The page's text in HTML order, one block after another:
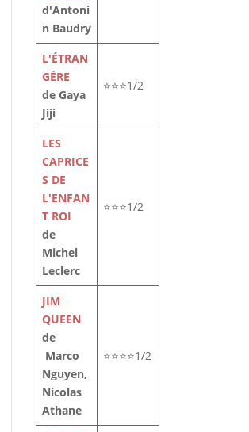
d'Antoni
n Baudry
L'ÉTRAN
GÈRE
de Gaya
Jiji
⭐⭐⭐1/2
LES
CAPRICE
S DE
L'ENFAN
T ROI
de
Michel
Leclerc
⭐⭐⭐1/2
JIM
QUEEN
de
Marco
Nguyen,
Nicolas
Athane
⭐⭐⭐⭐1/2